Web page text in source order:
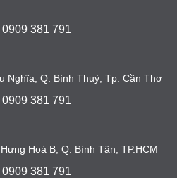
0909 381 791
Nghĩa, Q. Bình Thuỷ, Tp. Cần Thơ
0909 381 791
Hoà B, Q. Bình Tân, TP.HCM
0909 381 791